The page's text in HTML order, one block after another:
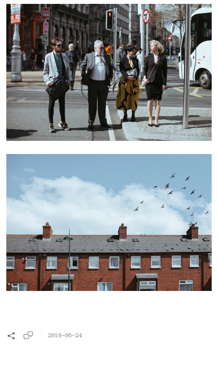
2018-06-24